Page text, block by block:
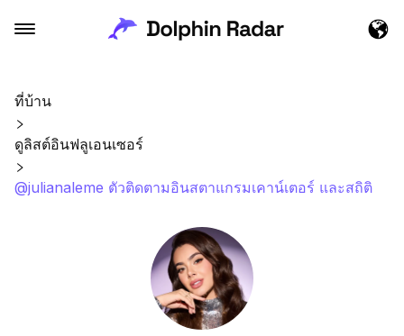
ที่บ้าน
ดูลิสต์อินฟลูเอนเซอร์
@julianaleme ตัวติดตามอินสตาแกรมเคาน์เตอร์ และสถิติ